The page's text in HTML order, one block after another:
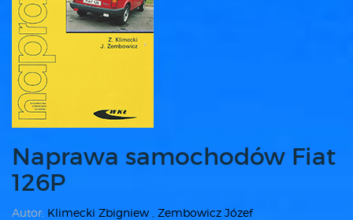
Naprawa samochodów Fiat
126P
Autor: Klimecki Zbigniew Zembowicz Józef